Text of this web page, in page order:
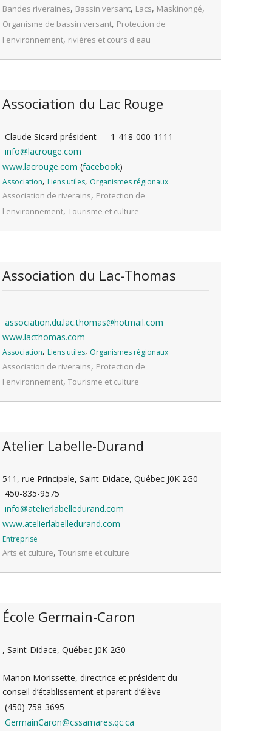
Bandes riveraines, Bassin versant, Lacs, Maskinongé,
Organisme de bassin versant, Protection de
l'environnement, rivières et cours d'eau
Association du Lac Rouge
Claude Sicard président
1-418-000-1111
info@lacrouge.com
www.lacrouge.com (facebook)
Association, Liens utiles, Organismes régionaux
Association de riverains, Protection de
l'environnement, Tourisme et culture
Association du Lac-Thomas
association.du.lac.thomas@hotmail.com
www.lacthomas.com
Association, Liens utiles, Organismes régionaux
Association de riverains, Protection de
l'environnement, Tourisme et culture
Atelier Labelle-Durand
511, rue Principale, Saint-Didace, Québec J0K 2G0
450-835-9575
info@atelierlabelledurand.com
www.atelierlabelledurand.com
Entreprise
Arts et culture, Tourisme et culture
École Germain-Caron
, Saint-Didace, Québec J0K 2G0
Manon Morissette, directrice et président du
conseil d’établissement et parent d’élève
(450) 758-3695
GermainCaron@cssamares.qc.ca